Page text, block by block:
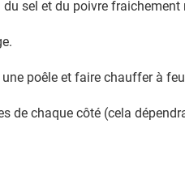
sel et du poivre fraichement
une poêle et faire chauffer à
chaque côté (cela